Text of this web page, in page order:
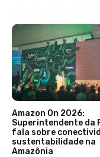
Amazon On 2026:
Superintendente da
fala sobre
sustentabilidade na
Amazônia